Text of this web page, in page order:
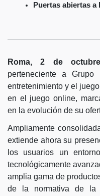
Puertas abiertas a
Roma, 2 de
perteneciente a Grupo
entretenimiento y el
en el juego online,
en la evolución de su
Ampliamente
extiende ahora su
los usuarios un
tecnológicamente
amplia gama de
de la normativa de la